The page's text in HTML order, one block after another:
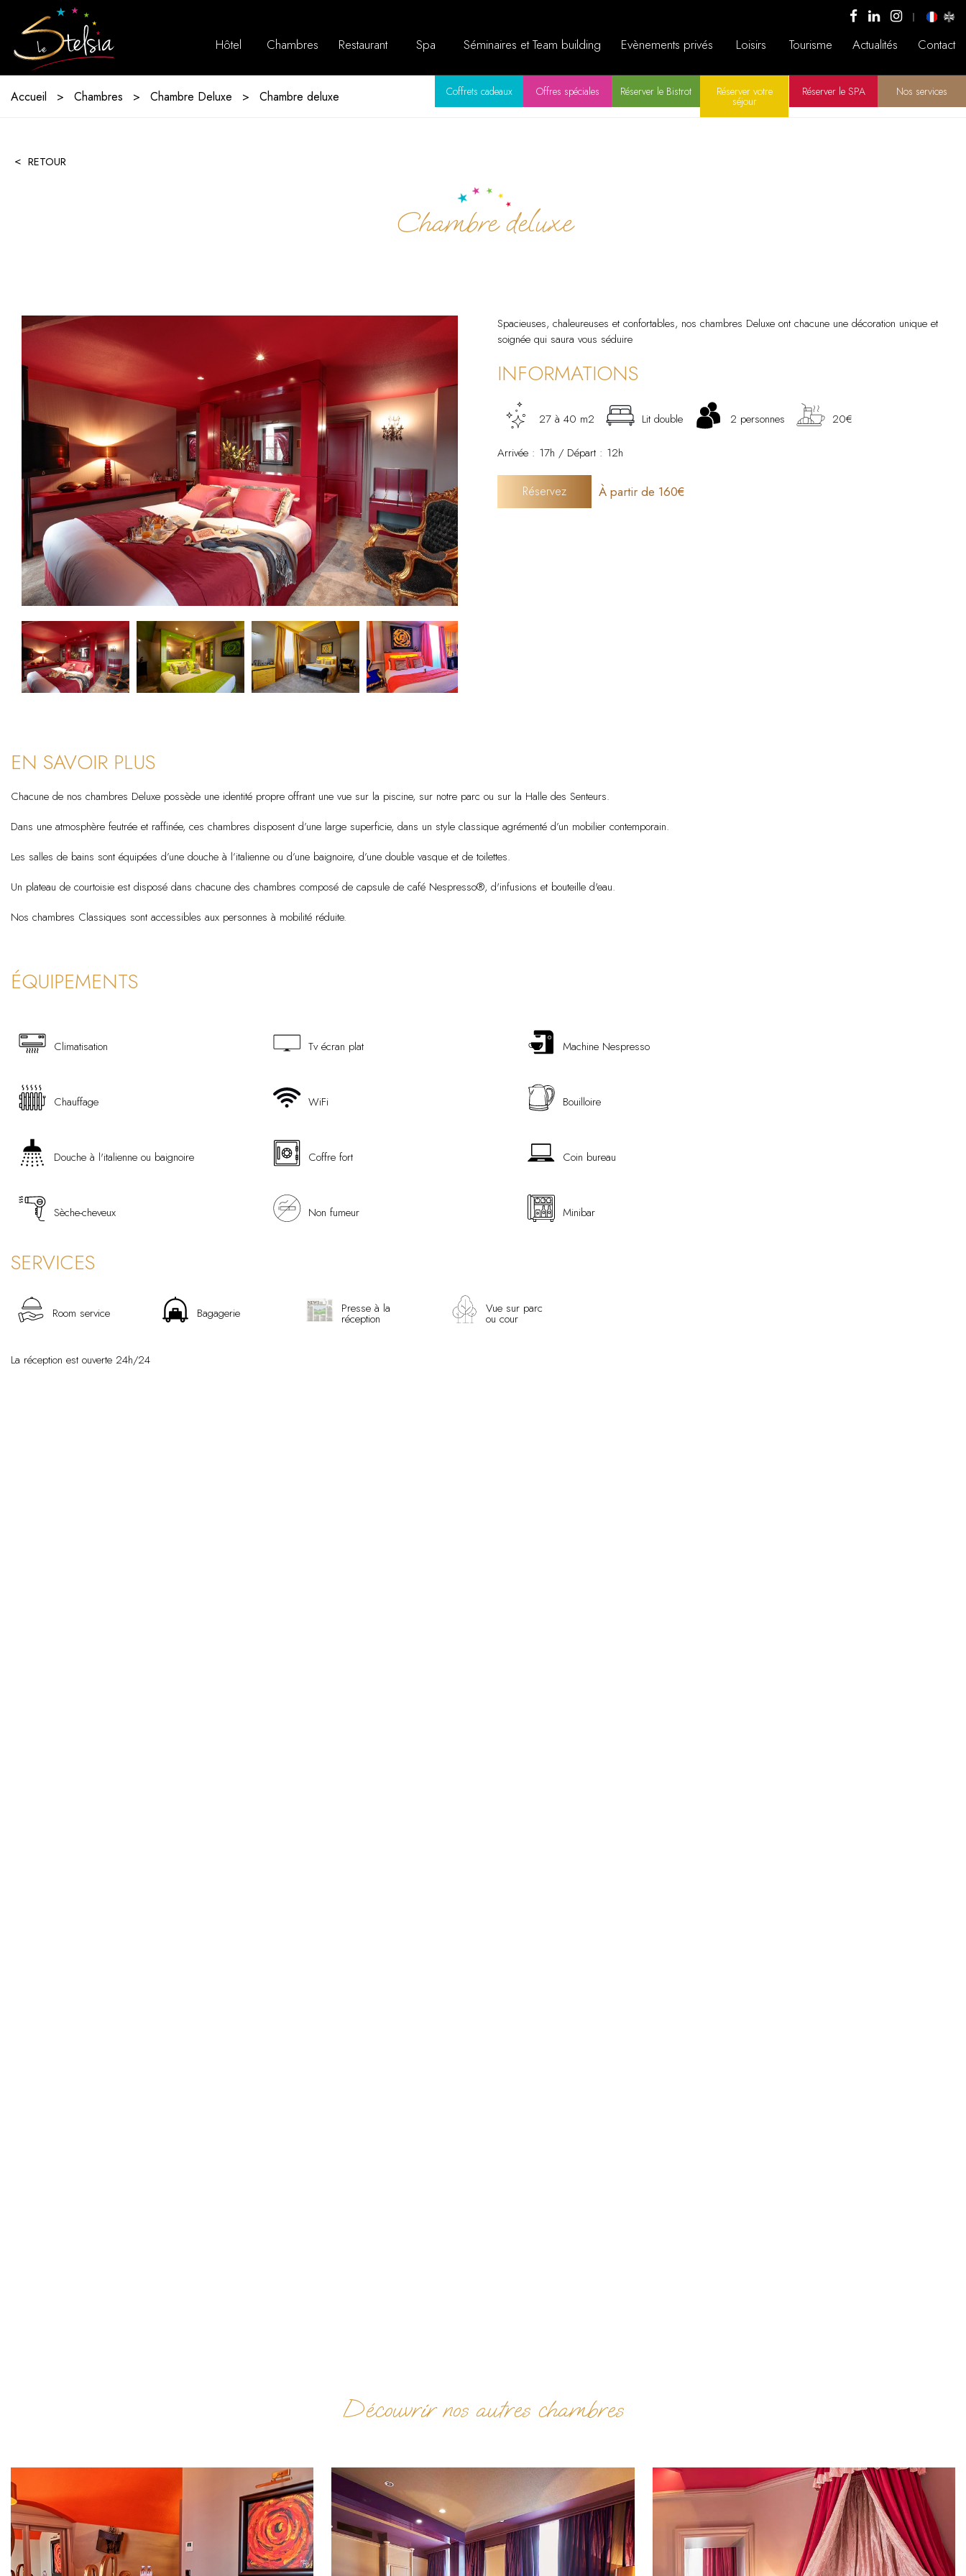
Hôtel Chambres Restaurant Spa Séminaires et Team building Evènements privés Loisirs Tourisme Actualités Contact
Accueil Chambres Chambre Deluxe Chambre deluxe Coffrets cadeaux Offres spéciales Réserver le Bistrot Réserver votre
séjour
Réserver le SPA Nos services
RETOUR
Chambre deluxe
Spacieuses, chaleureuses et confortables, nos chambres Deluxe ont chacune une décoration unique et
soignée qui saura vous séduire
INFORMATIONS
27 à 40 m2 Lit double 2 personnes 20€
Arrivée : 17h / Départ : 12h
Réservez À partir de 160€
EN SAVOIR PLUS
Chacune de nos chambres Deluxe possède une identité propre offrant une vue sur la piscine, sur notre parc ou sur la Halle des Senteurs.
Dans une atmosphère feutrée et raffinée, ces chambres disposent d’une large superficie, dans un style classique agrémenté d’un mobilier contemporain.
Les salles de bains sont équipées d’une douche à l’italienne ou d’une baignoire, d’une double vasque et de toilettes.
Un plateau de courtoisie est disposé dans chacune des chambres composé de capsule de café Nespresso®, d'infusions et bouteille d'eau.
Nos chambres Classiques sont accessibles aux personnes à mobilité réduite.
ÉQUIPEMENTS
Climatisation Tv écran plat Machine Nespresso
Chauffage WiFi Bouilloire
Douche à l'italienne ou baignoire Coffre fort Coin bureau
Sèche-cheveux Non fumeur Minibar
SERVICES
Room service Bagagerie Presse à la
réception
Vue sur parc
ou cour
La réception est ouverte 24h/24
Découvrir nos autres chambres